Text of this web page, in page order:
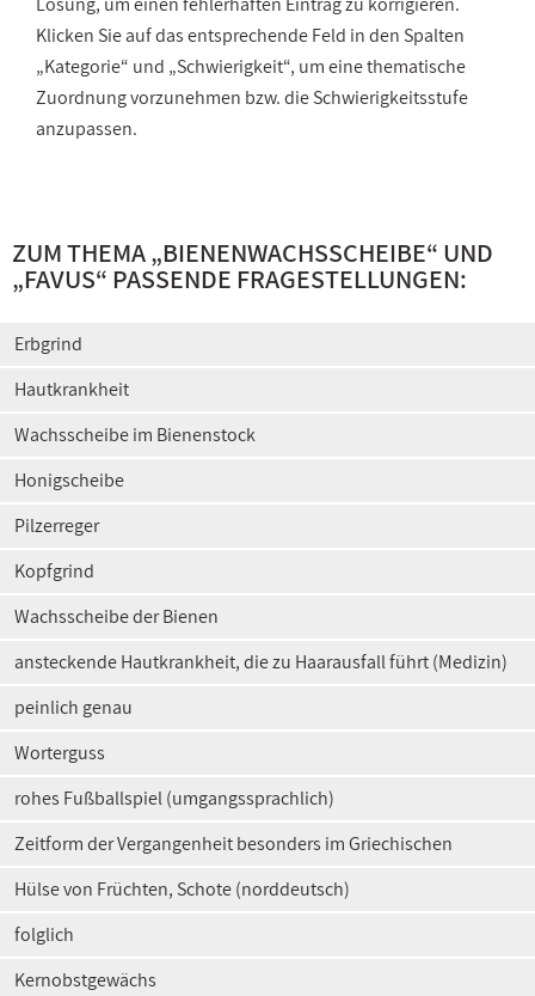
Klicken Sie auf das entsprechende Feld in den Spalten
„Kategorie“ und „Schwierigkeit“, um eine thematische
Zuordnung vorzunehmen bzw. die Schwierigkeitsstufe
anzupassen.
ZUM THEMA „BIENENWACHSSCHEIBE“ UND
„FAVUS“ PASSENDE FRAGESTELLUNGEN:
Erbgrind
Hautkrankheit
Wachsscheibe im Bienenstock
Honigscheibe
Pilzerreger
Kopfgrind
Wachsscheibe der Bienen
ansteckende Hautkrankheit, die zu Haarausfall führt (Medizin)
peinlich genau
Worterguss
rohes Fußballspiel (umgangssprachlich)
Zeitform der Vergangenheit besonders im Griechischen
Hülse von Früchten, Schote (norddeutsch)
folglich
Kernobstgewächs